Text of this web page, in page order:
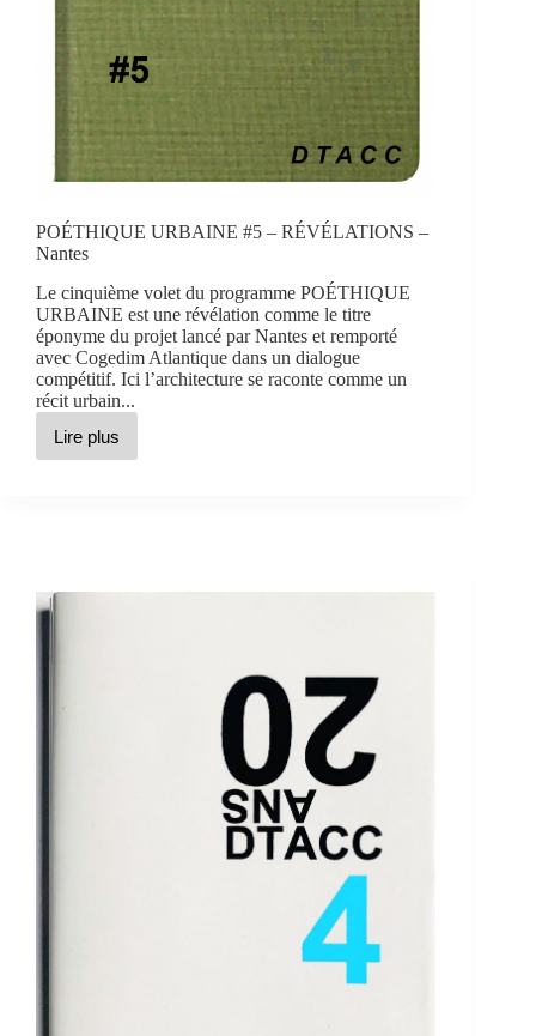
POÉTHIQUE URBAINE #5 – RÉVÉLATIONS –
Nantes
Le cinquième volet du programme POÉTHIQUE
URBAINE est une révélation comme le titre
éponyme du projet lancé par Nantes et remporté
avec Cogedim Atlantique dans un dialogue
compétitif. Ici l’architecture se raconte comme un
récit urbain...
Lire plus